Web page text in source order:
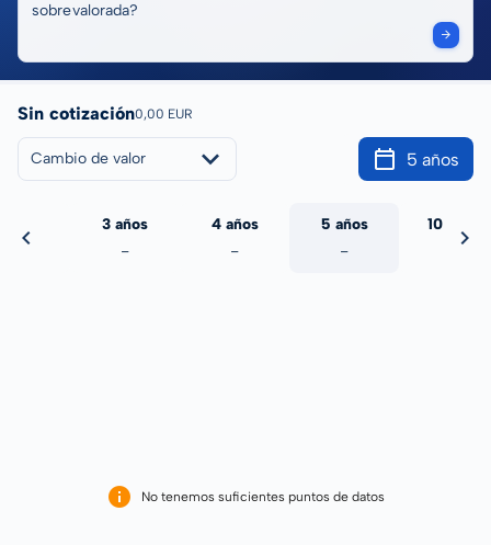
sobrevalorada?
Sin cotización0,00 EUR
Cambio de valor 5 años
3 años
-
4 años
-
5 años
-
10 años
No tenemos suficientes puntos de datos